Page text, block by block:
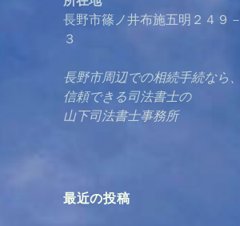
長野市篠ノ井布施五明２４９－
３
長野市周辺での相続手続なら、
信頼できる司法書士の
山下司法書士事務所
最近の投稿